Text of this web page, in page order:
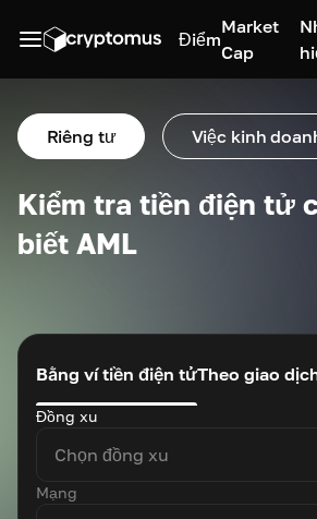
Điểm
Market
Cap
Riêng tư Việc kinh
Kiểm tra tiền điện tử
biết AML
Bằng ví tiền điện tửTheo giao
Đồng xu
Chọn đồng xu
Mạng